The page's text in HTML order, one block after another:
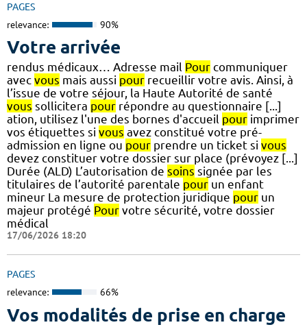
PAGES
relevance: 90%
Votre arrivée
rendus médicaux… Adresse mail Pour communiquer
avec vous mais aussi pour recueillir votre avis. Ainsi, à
l’issue de votre séjour, la Haute Autorité de santé
vous sollicitera pour répondre au questionnaire [...]
ation, utilisez l'une des bornes d'accueil pour imprimer
vos étiquettes si vous avez constitué votre pré-
admission en ligne ou pour prendre un ticket si vous
devez constituer votre dossier sur place (prévoyez [...]
Durée (ALD) L’autorisation de soins signée par les
titulaires de l’autorité parentale pour un enfant
mineur La mesure de protection juridique pour un
majeur protégé Pour votre sécurité, votre dossier
médical
17/06/2026 18:20
PAGES
relevance: 66%
Vos modalités de prise en charge